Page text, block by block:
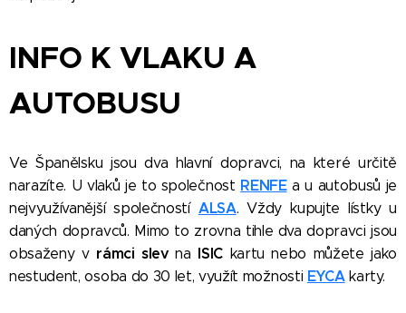
INFO K VLAKU A
AUTOBUSU
Ve Španělsku jsou dva hlavní dopravci, na které určitě
narazíte. U vlaků je to společnost RENFE a u autobusů je
nejvyužívanější společností ALSA. Vždy kupujte lístky u
daných dopravců. Mimo to zrovna tihle dva dopravci jsou
obsaženy v rámci slevna ISICkartu nebo můžete jako
nestudent, osoba do 30 let, využít možnosti EYCAkarty.